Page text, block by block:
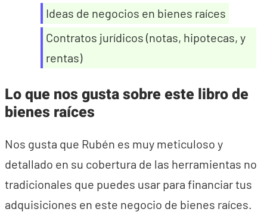
Ideas de negocios en bienes raíces
Contratos jurídicos (notas, hipotecas, y
rentas)
Lo que nos gusta sobre este libro de
bienes raíces
Nos gusta que Rubén es muy meticuloso y
detallado en su cobertura de las herramientas no
tradicionales que puedes usar para financiar tus
adquisiciones en este negocio de bienes raíces.